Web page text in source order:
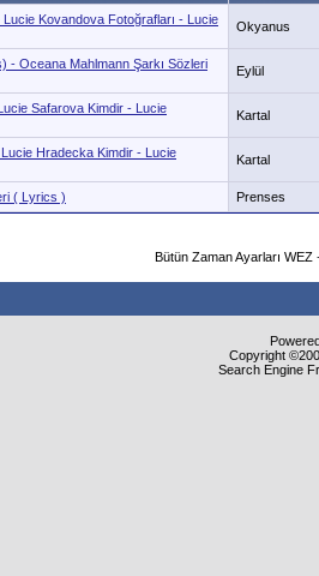
Kovandova Fotoğrafları - Lucie
Okyanus
- Oceana Mahlmann Şarkı Sözleri
Eylül
Safarova Kimdir - Lucie
Kartal
Hradecka Kimdir - Lucie
Kartal
( Lyrics ) Prenses
Bütün Zaman Ayarları
Copyright
Search Engine